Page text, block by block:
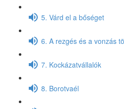
5. Várd el a bőséget
6. A rezgés és a vonzás
7. Kockázatvállalók
8. Borotvaél